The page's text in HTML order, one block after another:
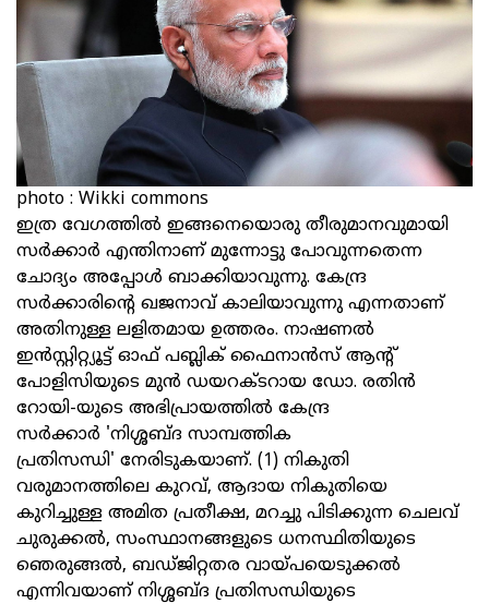
photo : Wikki commons
ഇത്ര വേഗത്തില്‍ ഇങ്ങനെയൊരു തീരുമാനവുമായി
സര്‍ക്കാര്‍ എന്തിനാണ് മുന്നോട്ടു പോവുന്നതെന്ന
ചോദ്യം അപ്പോള്‍ ബാക്കിയാവുന്നു. കേന്ദ്ര
സര്‍ക്കാരിന്റെ ഖജനാവ് കാലിയാവുന്നു എന്നതാണ്
അതിനുള്ള ലളിതമായ ഉത്തരം. നാഷണല്‍
ഇന്‍സ്റ്റിറ്റ്യൂട്ട് ഓഫ് പബ്ലിക് ഫൈനാന്‍സ് ആന്റ്
പോളിസിയുടെ മുന്‍ ഡയറക്ടറായ ഡോ. രതിന്‍
റോയി-യുടെ അഭിപ്രായത്തില്‍ കേന്ദ്ര
സര്‍ക്കാര്‍ 'നിശ്ശബ്ദ സാമ്പത്തിക
പ്രതിസന്ധി' നേരിടുകയാണ്. (1) നികുതി
വരുമാനത്തിലെ കുറവ്, ആദായ നികുതിയെ
കുറിച്ചുള്ള അമിത പ്രതീക്ഷ, മറച്ചു പിടിക്കുന്ന ചെലവ്
ചുരുക്കല്‍, സംസ്ഥാനങ്ങളുടെ ധനസ്ഥിതിയുടെ
ഞെരുങ്ങല്‍, ബഡ്ജിറ്റതര വായ്പയെടുക്കല്‍
എന്നിവയാണ് നിശ്ശബ്ദ പ്രതിസന്ധിയുടെ